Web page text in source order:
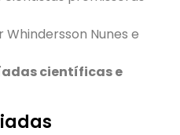
Nunes e
científicas e